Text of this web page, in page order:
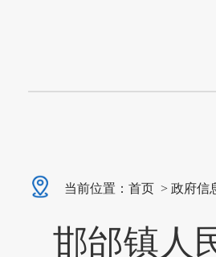
当前位置： 首页 > 政府信
邯邰镇人